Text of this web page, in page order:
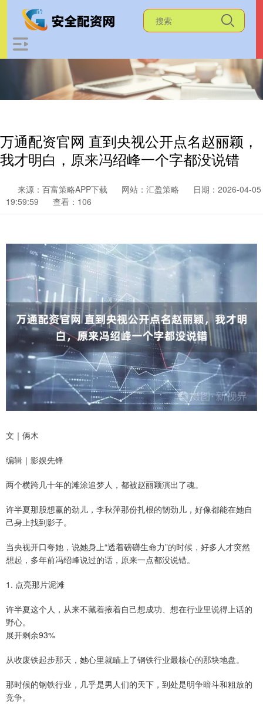
万通配资官网 直到央视公开点名赵丽颖，
我才明白，原来冯绍峰一个字都没说错
来源：百富策略APP下载 网站：汇盈策略
日期：2026-04-05
19:59:59
查看：106
文｜俩木
编辑｜影娱先锋
两个横跨几十年的滩涂追梦人，都被赵丽颖演出了魂。
许半夏那股想赢的劲儿，李秋萍那份扎根的韧劲儿，好像都能在她自
己身上找到影子。
当央视开口夸她，说她身上“透着磅礴生命力”的时候，好多人才突然
想起，多年前冯绍峰说过的话，原来一点都没说错。
1. 点亮那片泥滩
许半夏这个人，从来不藏着掖着自己想成功、想在行业里说得上话的
野心。
展开剩余93%
从收废铁起步那天，她心里就瞄上了钢铁行业最核心的那块地盘。
那时候的钢铁行业，几乎是男人们的天下，到处是明争暗斗和粗放的
竞争。